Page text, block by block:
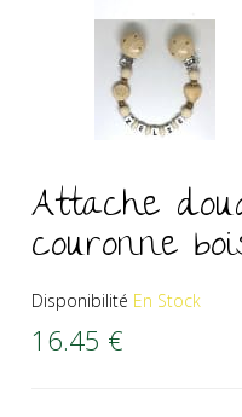
Attache
couronne
Disponibilité En Stock
16.45 €